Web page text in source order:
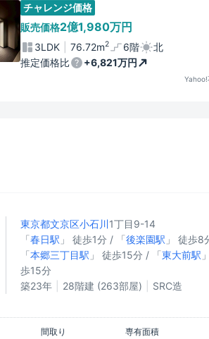
チャレンジ価格
販売価格2億1,980万円
3LDK 76.72m2 6階
北
推定価格比
+6,821万円
Yahoo!
東京都文京区小石川1丁目9-14
「春日駅 」 徒歩1分 / 「後楽園駅 」 徒歩8
「本郷三丁目駅 」 徒歩15分 / 「東大前駅
歩15分
築23年
28階建 (263部屋) SRC造
間取り 専有面積